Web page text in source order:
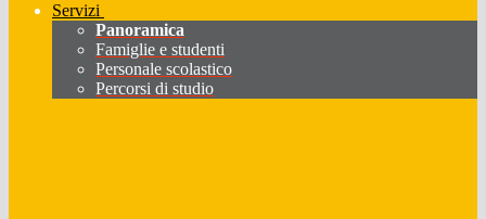
Servizi
Panoramica
Famiglie e studenti
Personale scolastico
Percorsi di studio